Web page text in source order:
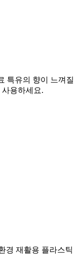
특유의 향이 느껴질
용하세요.
경 재활용 플라스틱